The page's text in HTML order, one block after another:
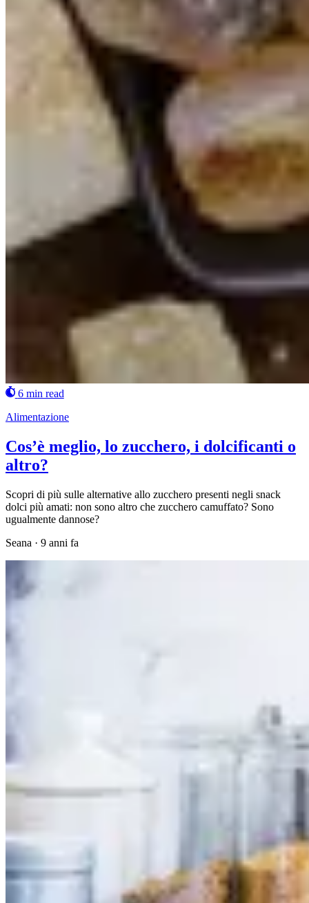
6 min read
Alimentazione
Cos’è meglio, lo zucchero, i dolcificanti o
altro?
Scopri di più sulle alternative allo zucchero presenti negli snack
dolci più amati: non sono altro che zucchero camuffato? Sono
ugualmente dannose?
Seana · 9 anni fa